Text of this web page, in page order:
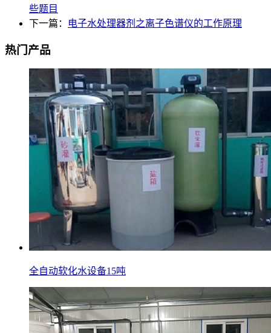
些题目
下一篇：
电子水处理器剂之离子色谱仪的工作原理
热门产品
全自动软化水设备15吨